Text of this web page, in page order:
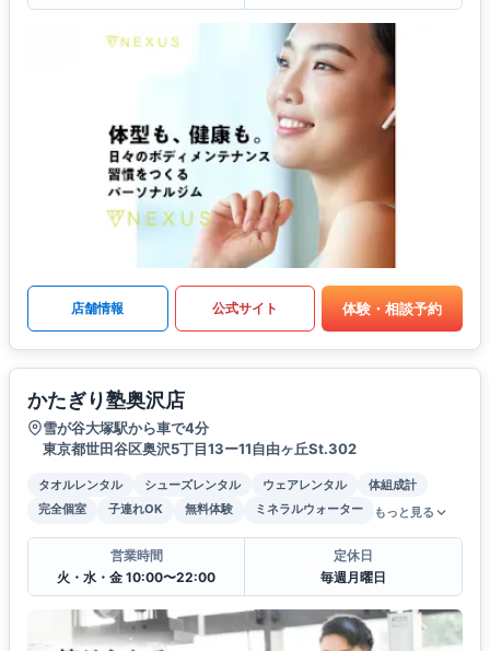
店舗情報 公式サイト 体験・相談予約
かたぎり塾奥沢店
雪が谷大塚駅から車で4分
東京都世田谷区奥沢5丁目13ー11自由ヶ丘St.302
タオルレンタル シューズレンタル ウェアレンタル
体組成計
完全個室
子連れOK 無料体験 ミネラルウォーター もっと見る
営業時間
火・水・金 10:00〜22:00
定休日
毎週月曜日